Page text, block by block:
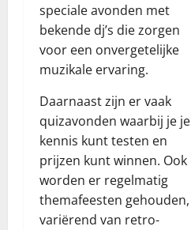
speciale avonden met
bekende dj’s die zorgen
voor een onvergetelijke
muzikale ervaring.
Daarnaast zijn er vaak
quizavonden waarbij je je
kennis kunt testen en
prijzen kunt winnen. Ook
worden er regelmatig
themafeesten gehouden,
variërend van retro-